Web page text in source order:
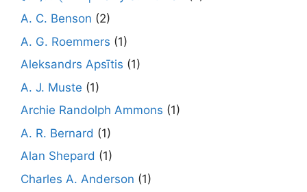
A. C. Benson (2)
A. G. Roemmers (1)
Aleksandrs Apsītis (1)
A. J. Muste (1)
Archie Randolph Ammons (1)
A. R. Bernard (1)
Alan Shepard (1)
Charles A. Anderson (1)